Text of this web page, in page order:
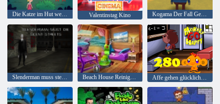
Die Katze im Hut weiß viel über das! Lagerzeit Valentinstag Kino Kogama Der Fall Geisterhaus
Slenderman muss sterben: Stille Straßen Beach House Reinigung Affe gehen glücklich Stadium 280